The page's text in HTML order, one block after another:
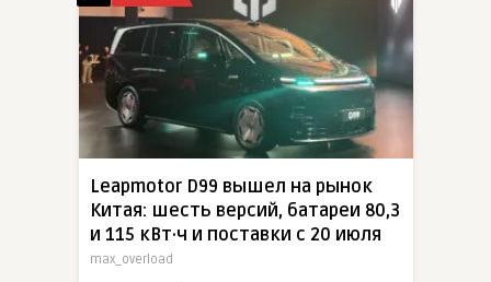
Leapmotor D99 вышел на рынок
Китая: шесть версий, батареи 80,3
и 115 кВт·ч и поставки с 20 июля
max_overload